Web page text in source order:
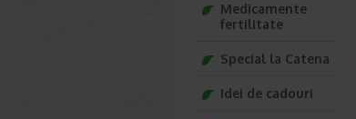
Medicamente
fertilitate
Special la Catena
Idei de cadouri